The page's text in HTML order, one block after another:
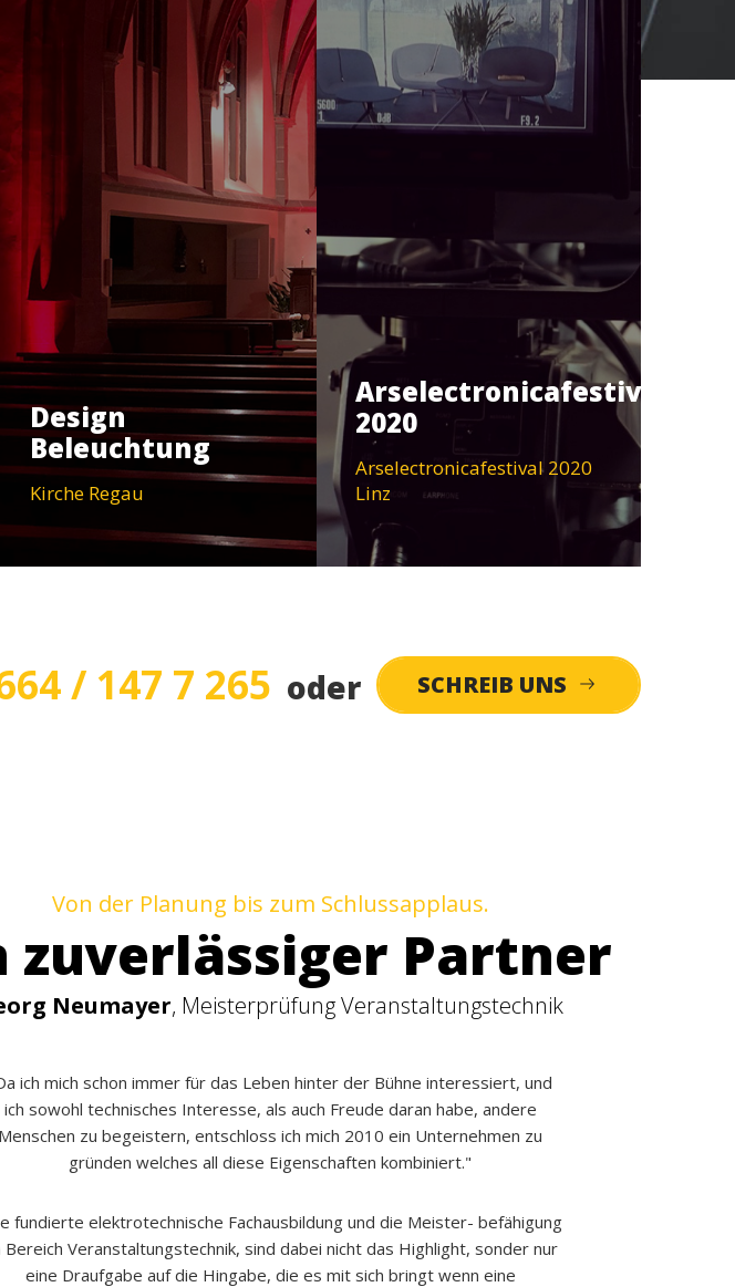
Design
Beleuchtung
Kirche Regau
Arselectronicafestival
2020
Arselectronicafestival 2020
Linz
/ 147 7 265 oder SCHREIB UNS
Von der Planung bis zum Schlussapplaus.
zuverlässiger Partner
Neumayer, Meisterprüfung Veranstaltungstechnik
ich mich schon immer für das Leben hinter der Bühne interessiert, und
ich sowohl technisches Interesse, als auch Freude daran habe, andere
Menschen zu begeistern, entschloss ich mich 2010 ein Unternehmen zu
gründen welches all diese Eigenschaften kombiniert."
fundierte elektrotechnische Fachausbildung und die Meister- befähigung
Bereich Veranstaltungstechnik, sind dabei nicht das Highlight, sonder nur
eine Draufgabe auf die Hingabe, die es mit sich bringt wenn eine